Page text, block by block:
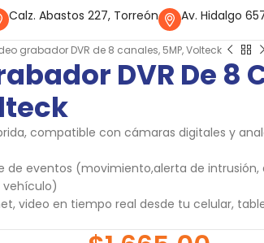
Calz. Abastos 227, Torreón Av. Hidalgo
grabador DVR de 8 canales, 5MP, Volteck
DVR De 8
compatible con cámaras digitales y
de eventos (movimiento,alerta de
video en tiempo real desde tu celular,